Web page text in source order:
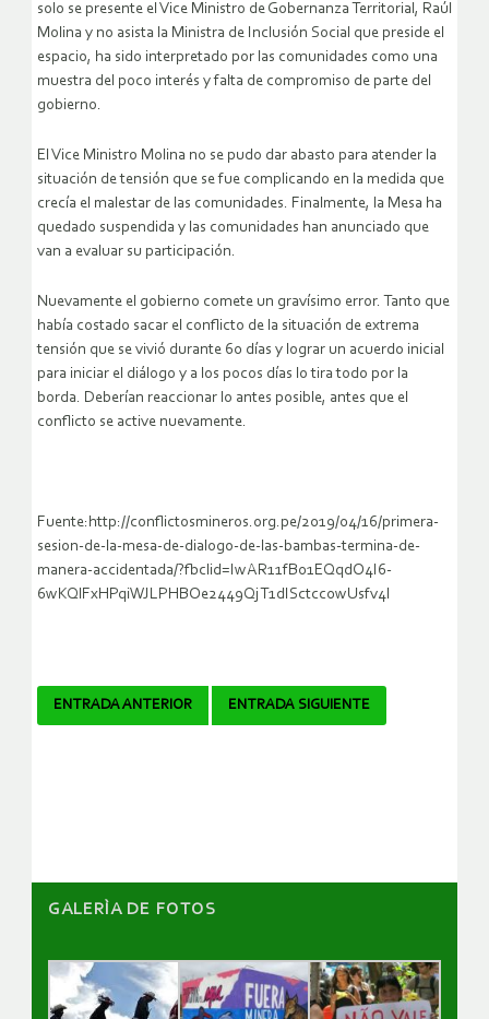
solo se presente el Vice Ministro de Gobernanza Territorial, Raúl
Molina y no asista la Ministra de Inclusión Social que preside el
espacio, ha sido interpretado por las comunidades como una
muestra del poco interés y falta de compromiso de parte del
gobierno.
El Vice Ministro Molina no se pudo dar abasto para atender la
situación de tensión que se fue complicando en la medida que
crecía el malestar de las comunidades. Finalmente, la Mesa ha
quedado suspendida y las comunidades han anunciado que
van a evaluar su participación.
Nuevamente el gobierno comete un gravísimo error. Tanto que
había costado sacar el conflicto de la situación de extrema
tensión que se vivió durante 60 días y lograr un acuerdo inicial
para iniciar el diálogo y a los pocos días lo tira todo por la
borda. Deberían reaccionar lo antes posible, antes que el
conflicto se active nuevamente.
Fuente:http://conflictosmineros.org.pe/2019/04/16/primera-
sesion-de-la-mesa-de-dialogo-de-las-bambas-termina-de-
manera-accidentada/?fbclid=IwAR11fB01EQqdO4I6-
6wKQlFxHPqiWJLPHBOe2449QjT1dISctcc0wUsfv4I
Navegador
ENTRADA ANTERIOR ENTRADA SIGUIENTE
GALERÌA DE FOTOS